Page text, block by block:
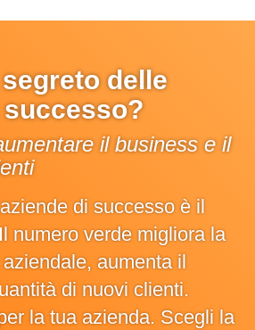
delle
il business e il
di successo è il
numero verde migliora la
aumenta il
di nuovi clienti.
la tua azienda. Scegli la